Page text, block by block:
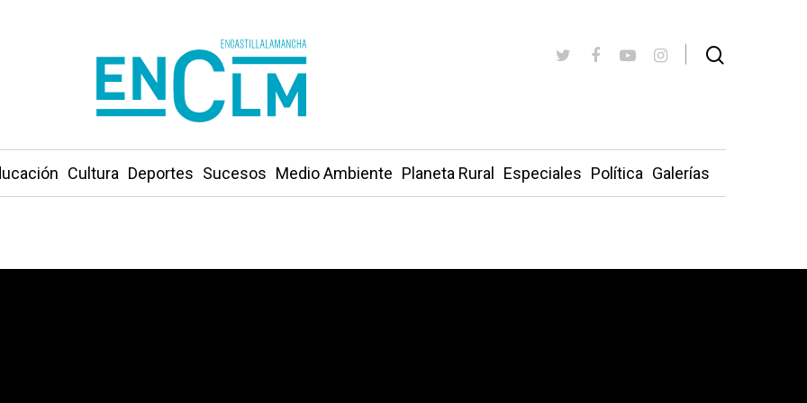
Cultura Deportes Sucesos Medio Ambiente Planeta Rural Especiales Política Galerías